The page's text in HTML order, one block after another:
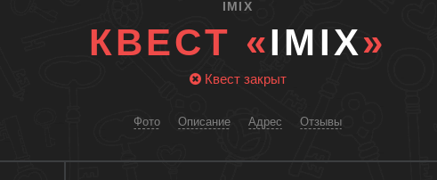
IMIX
КВЕСТ «IMIX»
Квест закрыт
Фото Описание Адрес Отзывы